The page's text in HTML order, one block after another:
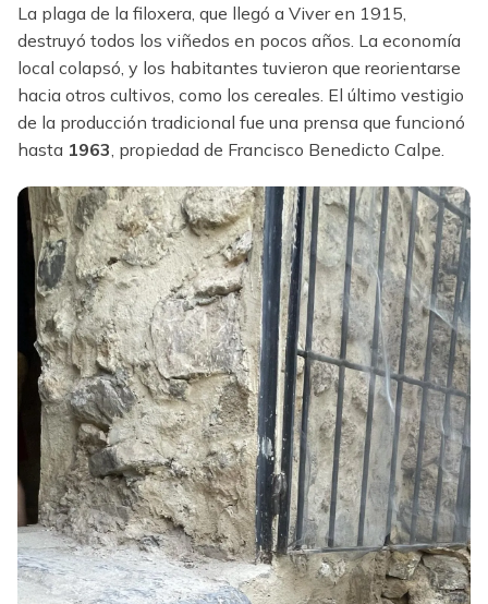
La plaga de la filoxera, que llegó a Viver en 1915,
destruyó todos los viñedos en pocos años. La economía
local colapsó, y los habitantes tuvieron que reorientarse
hacia otros cultivos, como los cereales. El último vestigio
de la producción tradicional fue una prensa que funcionó
hasta 1963 , propiedad de Francisco Benedicto Calpe.